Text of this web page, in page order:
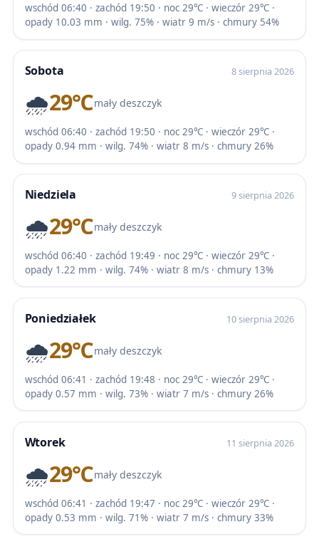
wschód 06:40 · zachód 19:50 · noc 29℃ · wieczór 29℃ ·
opady 10.03 mm · wilg. 75% · wiatr 9 m/s · chmury 54%
Sobota 8 sierpnia 2026
🌧️29℃mały deszczyk
wschód 06:40 · zachód 19:50 · noc 29℃ · wieczór 29℃ ·
opady 0.94 mm · wilg. 74% · wiatr 8 m/s · chmury 26%
Niedziela 9 sierpnia 2026
🌧️29℃mały deszczyk
wschód 06:40 · zachód 19:49 · noc 29℃ · wieczór 29℃ ·
opady 1.22 mm · wilg. 74% · wiatr 8 m/s · chmury 13%
Poniedziałek 10 sierpnia 2026
🌧️29℃mały deszczyk
wschód 06:41 · zachód 19:48 · noc 29℃ · wieczór 29℃ ·
opady 0.57 mm · wilg. 73% · wiatr 7 m/s · chmury 26%
Wtorek 11 sierpnia 2026
🌧️29℃mały deszczyk
wschód 06:41 · zachód 19:47 · noc 29℃ · wieczór 29℃ ·
opady 0.53 mm · wilg. 71% · wiatr 7 m/s · chmury 33%